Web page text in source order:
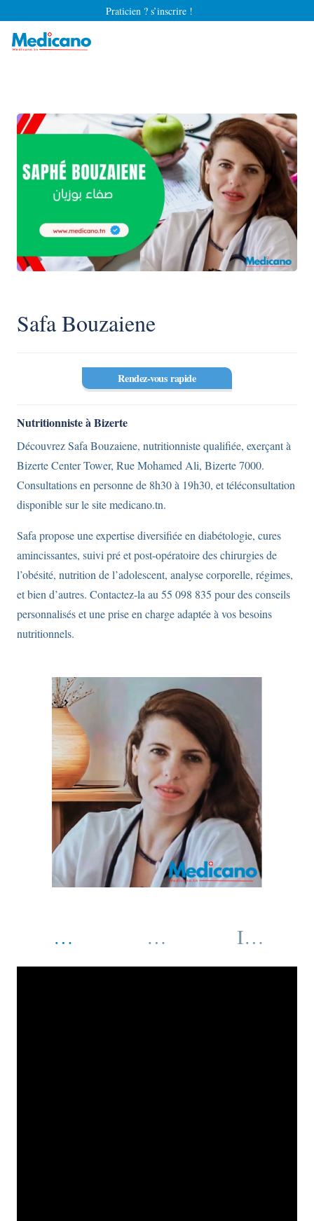
Praticien ? s’inscrire !
Safa Bouzaiene
Rendez-vous rapide
Nutritionniste à Bizerte
Découvrez Safa Bouzaiene, nutritionniste qualifiée, exerçant à
Bizerte Center Tower, Rue Mohamed Ali, Bizerte 7000.
Consultations en personne de 8h30 à 19h30, et téléconsultation
disponible sur le site medicano.tn.
Safa propose une expertise diversifiée en diabétologie, cures
amincissantes, suivi pré et post-opératoire des chirurgies de
l’obésité, nutrition de l’adolescent, analyse corporelle, régimes,
et bien d’autres. Contactez-la au 55 098 835 pour des conseils
personnalisés et une prise en charge adaptée à vos besoins
nutritionnels.
Videos Réseaux sociauxItinéraire